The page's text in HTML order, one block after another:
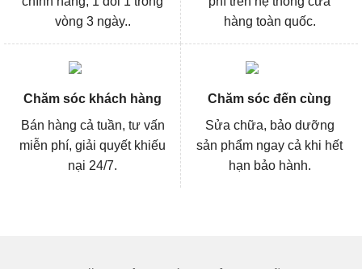
vòng 3 ngày..
hàng toàn quốc.
Chăm sóc khách hàng
Bán hàng cả tuần, tư vấn
miễn phí, giải quyết khiếu
nại 24/7.
Chăm sóc đến cùng
Sửa chữa, bảo dưỡng
sản phẩm ngay cả khi hết
hạn bảo hành.